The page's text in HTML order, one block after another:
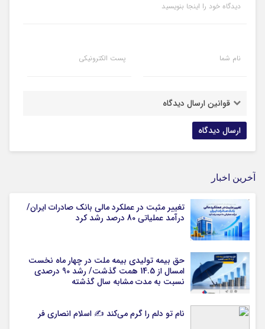
دیدگاه خود را اینجا بنویسید
نام شما پست الکترونیکی
قوانین ارسال دیدگاه
آخرین اخبار
تغییر مثبت در عملکرد مالی بانک صادرات ایران/
درآمد عملیاتی 80 درصد رشد کرد
حق بیمه تولیدی بیمه ملت در چهار ماه نخست
امسال از 14.5 همت گذشت/ رشد 90 درصدی
نسبت به مدت مشابه سال گذشته
نام تو دلم را گرم می‌کند ✍️ اسلام انصاری فر